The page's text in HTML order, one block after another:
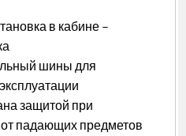
в кабине –
шины для
защитой при
падающих предметов